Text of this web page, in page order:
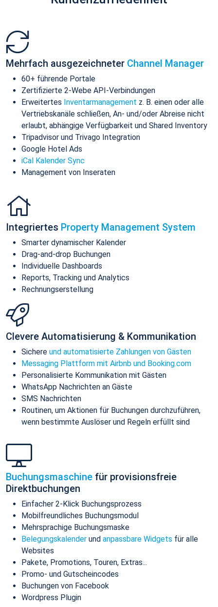
Mehrfach ausgezeichneter Channel Manager
60+ führende Portale
Zertifizierte 2-Webe API-Verbindungen
Erweitertes Inventarmanagement z. B. einen oder alle
Vertriebskanäle schließen, An- und/oder Abreise nicht
erlaubt, abhängige Verfügbarkeit und Shared Inventory
Tripadvisor und Trivago Integration
Google Hotel Ads
iCal Kalender Sync
Management von Inseraten
Integriertes Property Management System
Smarter dynamischer Kalender
Drag-and-drop Buchungen
Individuelle Dashboards
Reports, Tracking und Analytics
Rechnungserstellung
Clevere Automatisierung & Kommunikation
Sichere und automatisierte Zahlungen von Gästen
Messaging Plattform mit Airbnb und Booking.com
Personalisierte Kommunikation mit Gästen
WhatsApp Nachrichten an Gäste
SMS Nachrichten
Routinen, um Aktionen für Buchungen durchzuführen,
wenn bestimmte Auslöser und Regeln erfüllt sind
Buchungsmaschine für provisionsfreie
Direktbuchungen
Einfacher 2-Klick Buchungsprozess
Mobilfreundliches Buchungsmodul
Mehrsprachige Buchungsmaske
Belegungskalender und anpassbare Widgets für alle
Websites
Pakete, Promotions, Touren, Extras...
Promo- und Gutscheincodes
Buchungen von Facebook
Wordpress Plugin